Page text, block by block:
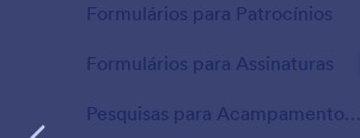
Formulários para Patrocínios
Formulários para Assinaturas
Pesquisas para Acampamentos de Verão